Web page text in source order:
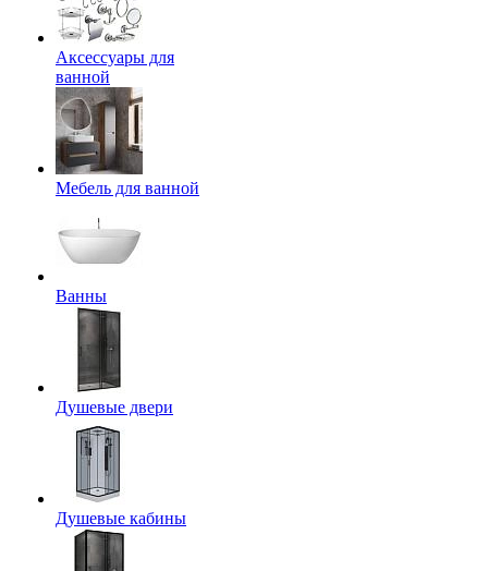
Аксессуары для
ванной
Мебель для ванной
Ванны
Душевые двери
Душевые кабины